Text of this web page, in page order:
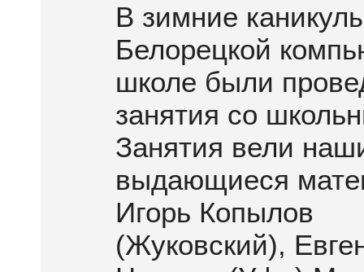
В зимние
Белорецкой
школе были
занятия со
Занятия вели
выдающиеся
Игорь Копылов
(Жуковский),